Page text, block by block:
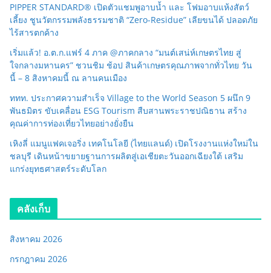
PIPPER STANDARD® เปิดตัวแชมพูอาบน้ำ และ โฟมอาบแห้งสัตว์
เลี้ยง ชูนวัตกรรมพลังธรรมชาติ “Zero-Residue” เลียขนได้ ปลอดภัย
ไร้สารตกค้าง
เริ่มแล้ว! อ.ต.ก.แฟร์ 4 ภาค @ภาคกลาง “มนต์เสน่ห์เกษตรไทย สู่
ใจกลางมหานคร” ชวนชิม ช้อป สินค้าเกษตรคุณภาพจากทั่วไทย วัน
นี้ – 8 สิงหาคมนี้ ณ ลานคนเมือง
ททท. ประกาศความสำเร็จ Village to the World Season 5 ผนึก 9
พันธมิตร ขับเคลื่อน ESG Tourism สืบสานพระราชปณิธาน สร้าง
คุณค่าการท่องเที่ยวไทยอย่างยั่งยืน
เหิงลี่ แมนูแฟคเจอริ่ง เทคโนโลยี (ไทยแลนด์) เปิดโรงงานแห่งใหม่ใน
ชลบุรี เดินหน้าขยายฐานการผลิตสู่เอเชียตะวันออกเฉียงใต้ เสริม
แกร่งยุทธศาสตร์ระดับโลก
คลังเก็บ
สิงหาคม 2026
กรกฎาคม 2026